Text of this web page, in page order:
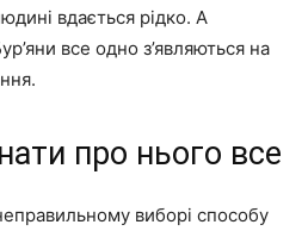
вдається рідко. А
все одно з’являються на
про нього все
виборі способу